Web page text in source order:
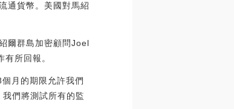
通貨幣。美國對馬紹
爾群島加密顧問Joel
所回報。
月的期限允許我們
們將測試所有的監